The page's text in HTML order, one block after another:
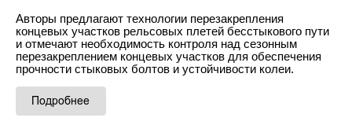
Авторы предлагают технологии перезакрепления
концевых участков рельсовых плетей бесстыкового пути
и отмечают необходимость контроля над сезонным
перезакреплением концевых участков для обеспечения
прочности стыковых болтов и устойчивости колеи.